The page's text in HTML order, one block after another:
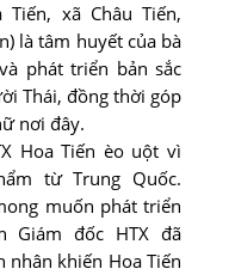
xã Châu Tiến,
là tâm huyết của bà
phát triển bản sắc
Thái, đồng thời góp
nơi đây.
Hoa Tiến èo uột vì
từ Trung Quốc.
muốn phát triển
Giám đốc HTX đã
nhân khiến Hoa Tiến